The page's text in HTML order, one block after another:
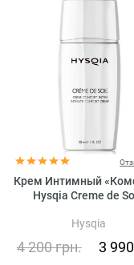
Крем Интимный
Hysqia Creme de
Hysqia
4 200грн. 3 990